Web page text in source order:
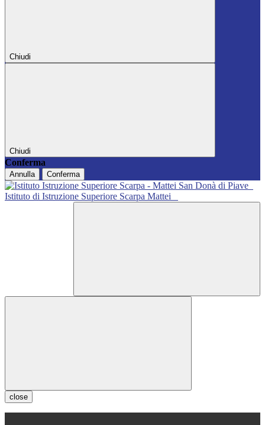
Chiudi
Chiudi
Conferma
Annulla Conferma
Istituto di Istruzione Superiore Scarpa Mattei
close